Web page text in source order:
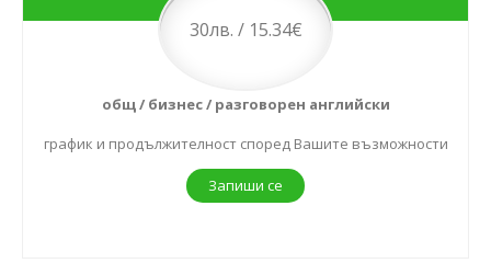
30лв. / 15.34€
общ / бизнес / разговорен английски
график и продължителност според Вашите възможности
Запиши се